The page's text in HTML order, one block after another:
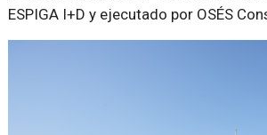
ESPIGA I+D y ejecutado por OSÉS